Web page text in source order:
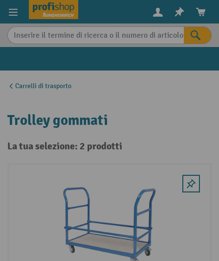
content
Carrelli di trasporto
Trolley gommati
La tua selezione: 2 prodotti